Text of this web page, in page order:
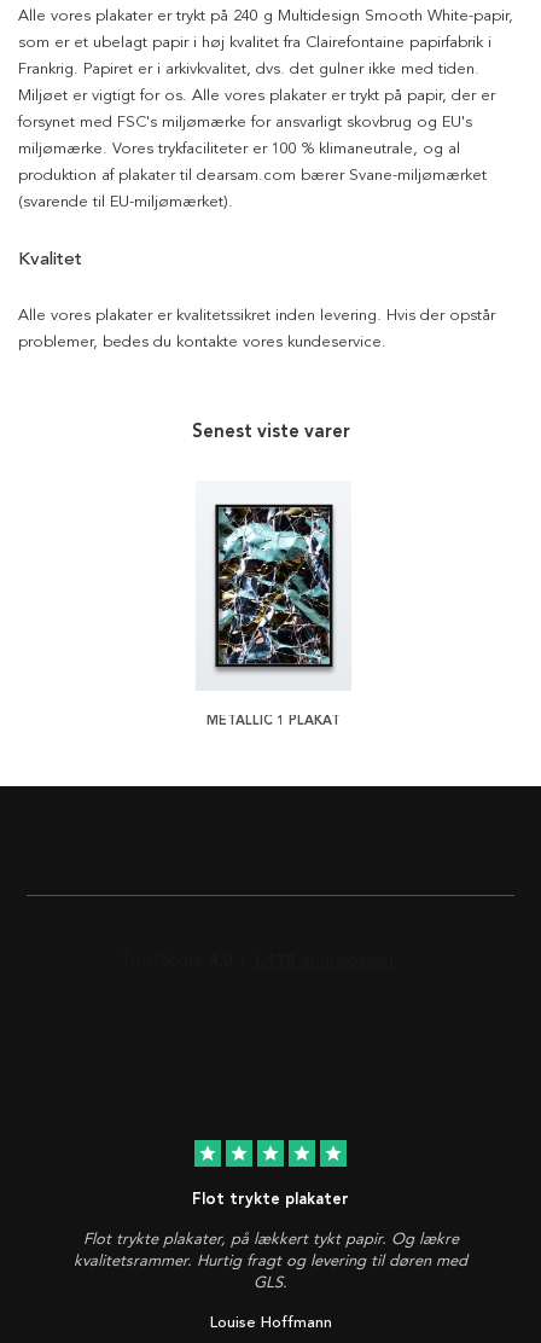
Alle vores plakater er trykt på 240 g Multidesign Smooth White-papir,
som er et ubelagt papir i høj kvalitet fra Clairefontaine papirfabrik i
Frankrig. Papiret er i arkivkvalitet, dvs. det gulner ikke med tiden.
Miljøet er vigtigt for os. Alle vores plakater er trykt på papir, der er
forsynet med FSC's miljømærke for ansvarligt skovbrug og EU's
miljømærke. Vores trykfaciliteter er 100 % klimaneutrale, og al
produktion af plakater til dearsam.com bærer Svane-miljømærket
(svarende til EU-miljømærket).
Kvalitet
Alle vores plakater er kvalitetssikret inden levering. Hvis der opstår
problemer, bedes du kontakte vores kundeservice.
Senest viste varer
METALLIC 1 PLAKAT
star star star star star
Flot trykte plakater
Flot trykte plakater, på lækkert tykt papir. Og lækre
kvalitetsrammer. Hurtig fragt og levering til døren med
GLS.
Louise Hoffmann